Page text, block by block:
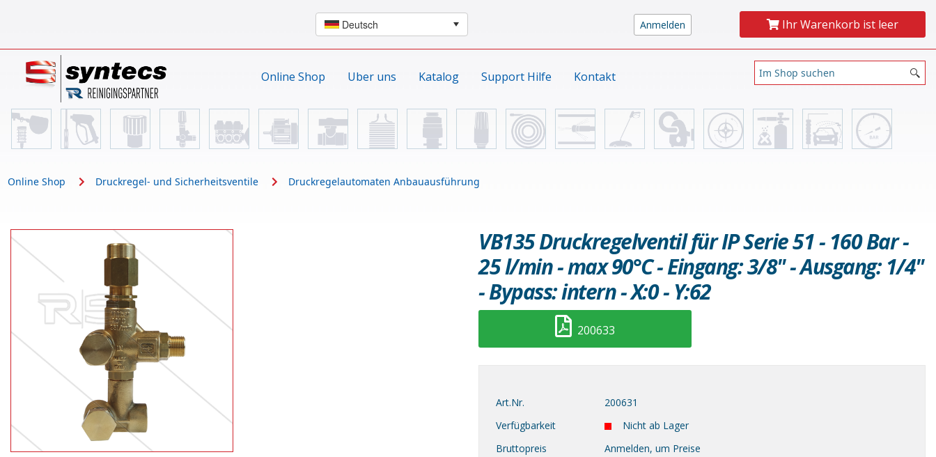
Ihr Warenkorb ist leer
Online Shop Uber uns Katalog Support Hilfe Kontakt
Online Shop Druckregel- und Sicherheitsventile Druckregelautomaten Anbauausführung
VB135 Druckregelventil für IP Serie 51 - 160 Bar -
25 l/min - max 90°C - Eingang: 3/8" - Ausgang: 1/4"
- Bypass: intern - X:0 - Y:62
200633
Art.Nr.
200631
Verfügbarkeit
Nicht ab Lager
Bruttopreis
Anmelden, um Preise